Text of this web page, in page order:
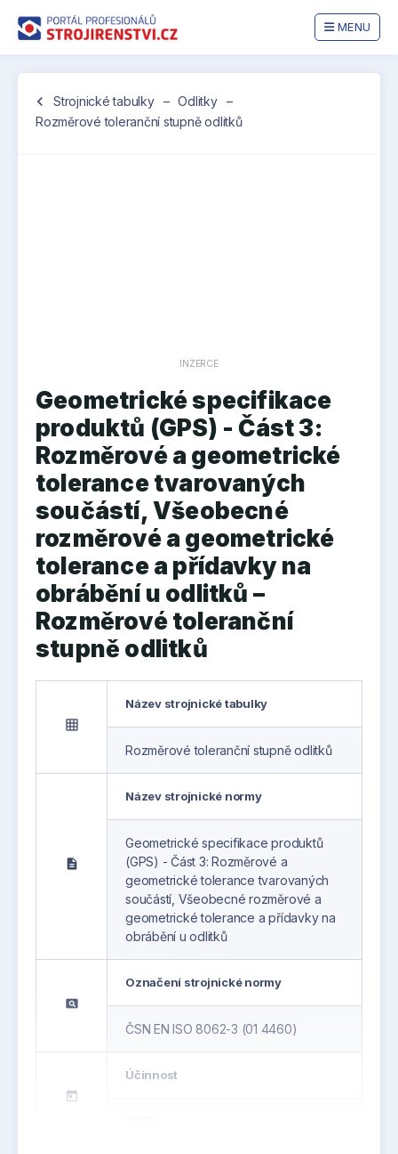
MENU
Jste
zde:
chevron_left Strojnické tabulky – Odlitky
–
Rozměrové toleranční stupně odlitků
INZERCE
Geometrické specifikace
produktů (GPS) - Část 3:
Rozměrové a geometrické
tolerance tvarovaných
součástí, Všeobecné
rozměrové a geometrické
tolerance a přídavky na
obrábění u odlitků –
Rozměrové toleranční
stupně odlitků
grid_on
Název strojnické tabulky
Rozměrové toleranční stupně odlitků
description
Název strojnické normy
Geometrické specifikace produktů
(GPS) - Část 3: Rozměrové a
geometrické tolerance tvarovaných
součástí, Všeobecné rozměrové a
geometrické tolerance a přídavky na
obrábění u odlitků
pageview
Označení strojnické normy
ČSN EN ISO 8062-3 (01 4460)
today
Účinnost